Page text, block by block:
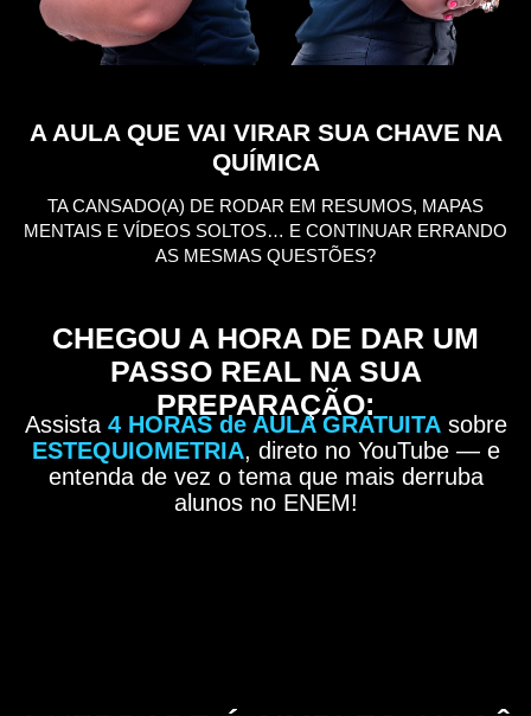
A AULA QUE VAI VIRAR SUA CHAVE NA
QUÍMICA
TA CANSADO(A) DE RODAR EM RESUMOS, MAPAS
MENTAIS E VÍDEOS SOLTOS… E CONTINUAR ERRANDO
AS MESMAS QUESTÕES?
CHEGOU A HORA DE DAR UM
PASSO REAL NA SUA
PREPARAÇÃO:
Assista 4 HORAS de AULA GRATUITA sobre
ESTEQUIOMETRIA, direto no YouTube — e
entenda de vez o tema que mais derruba
alunos no ENEM!